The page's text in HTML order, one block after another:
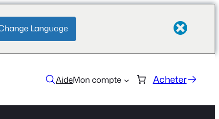
Language
AideMon compte Acheter